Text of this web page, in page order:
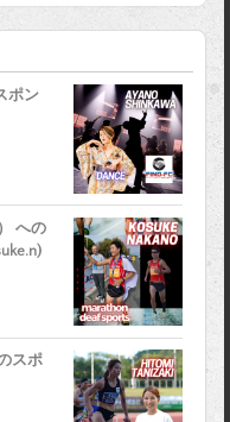
ポン
への
スポ